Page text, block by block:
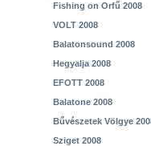
Fishing on Orfű 2008
VOLT 2008
Balatonsound 2008
Hegyalja 2008
EFOTT 2008
Balatone 2008
Bűvészetek Völgye
Sziget 2008